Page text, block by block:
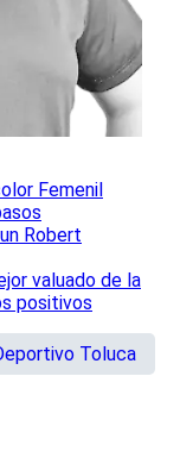
Femenil
Robert
valuado de la
positivos
Toluca